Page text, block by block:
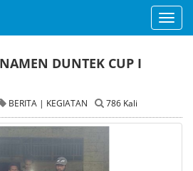
DUNTEK CUP I
BERITA | KEGIATAN 786 Kali